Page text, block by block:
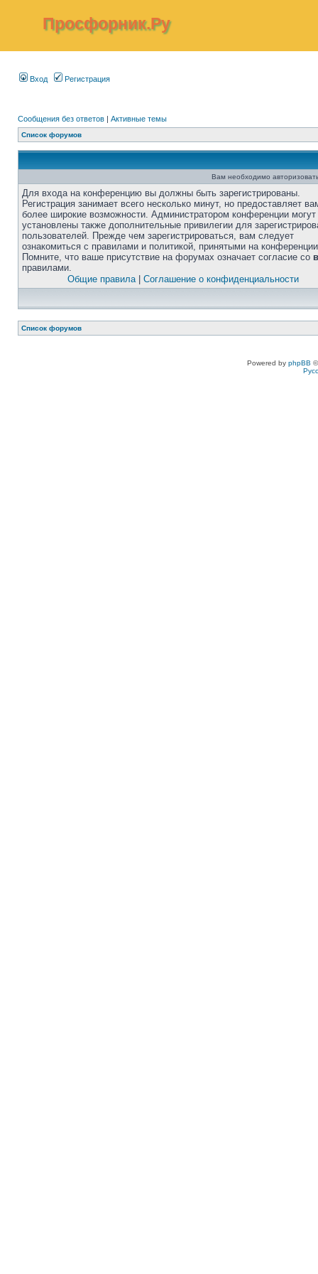
Просфорник.Ру
Вход Регистрация
Сообщения без ответов | Активные темы
Список форумов
Вам необходимо
Для входа на конференцию вы должны быть зарегистрированы.
Регистрация занимает всего несколько минут, но предоставляет
более широкие возможности. Администратором конференции
установлены также дополнительные привилегии для
пользователей. Прежде чем зарегистрироваться, вам следует
ознакомиться с правилами и политикой, принятыми на
Помните, что ваше присутствие на форумах означает согласие со
правилами.
Общие правила| Соглашение о конфиденциальности
Список форумов
Powered by phpBB